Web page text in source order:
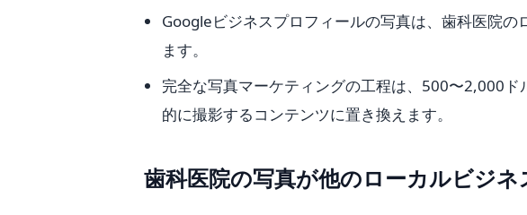
Googleビジネスプロフィールの写真は、歯科医院
ます。
完全な写真マーケティングの工程は、500〜2,000
的に撮影するコンテンツに置き換えます。
歯科医院の写真が他のローカルビジ